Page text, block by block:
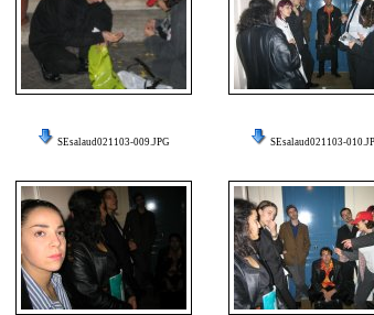
SEsalaud021103-009.JPG SEsalaud021103-